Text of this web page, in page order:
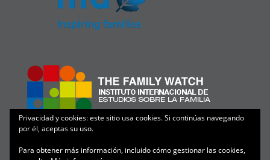
Privacidad y cookies: este sitio usa cookies. Si continúas navegando
por él, aceptas su uso.
Para obtener más información, incluido cómo gestionar las cookies,